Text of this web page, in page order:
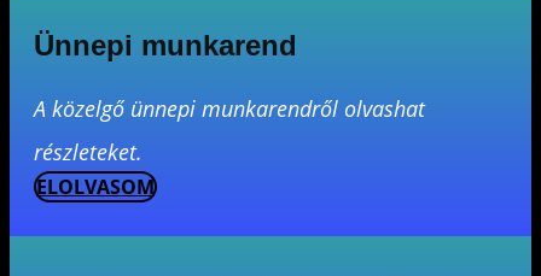
Ünnepi munkarend
A közelgő ünnepi munkarendről olvashat
részleteket.
ELOLVASOM